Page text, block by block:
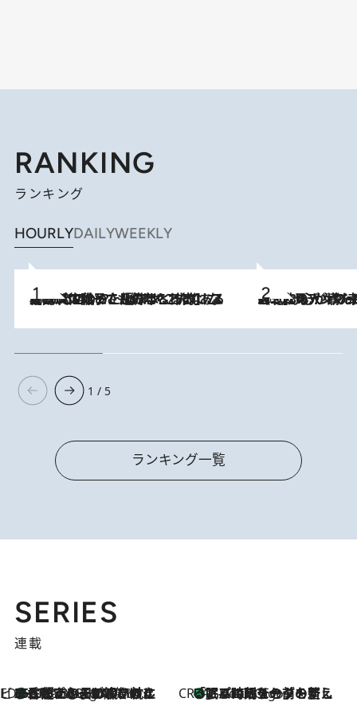
RANKING
ランキング
HOURLYDAILYWEEKLY
2026.8.5
【阿川佐和子さんの年とる力】なぜ70代で始めた趣味は“こんなに楽しい”のか？ ピアノ、俳句…スランプに陥っても続けられる“ある秘訣”とは 2026.8.8
《北欧の人々の幸福度が高いのは…》元デンマーク親善大使が出会った“心が満たされる暮らし”「いいかげんにヒュッゲしなさい！」
1 / 5
ランキング一覧
SERIES
連載
ビューティいいもの集め EDITORS' BEST
6 Hours Ago
35℃超えの日の夜、枕にひと吹き！ BAUMのルームスプレーが、ひのきの香りで心まで解きほぐす CREA'S CHOICE
6 Hours Ago
「眠る時刻をセットする」——眠りの前を整える、バルミューダの新しいアプローチ